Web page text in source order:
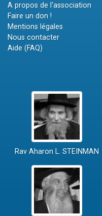
A propos de l'association
Faire un don !
Mentions légales
Nous contacter
Aide (FAQ)
Rav Aharon L. STEINMAN